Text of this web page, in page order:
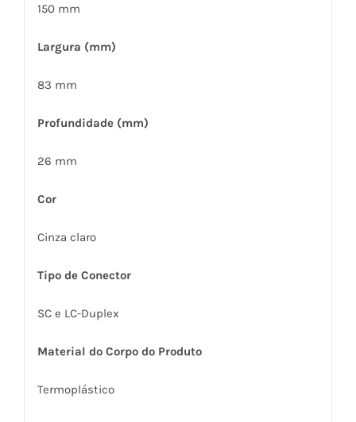
150 mm
Largura (mm)
83 mm
Profundidade (mm)
26 mm
Cor
Cinza claro
Tipo de Conector
SC e LC-Duplex
Material do Corpo do Produto
Termoplástico